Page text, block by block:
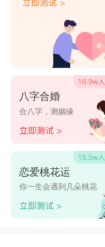
八字合婚
合八字，测姻缘
恋爱桃花运
你一生会遇到几朵桃花